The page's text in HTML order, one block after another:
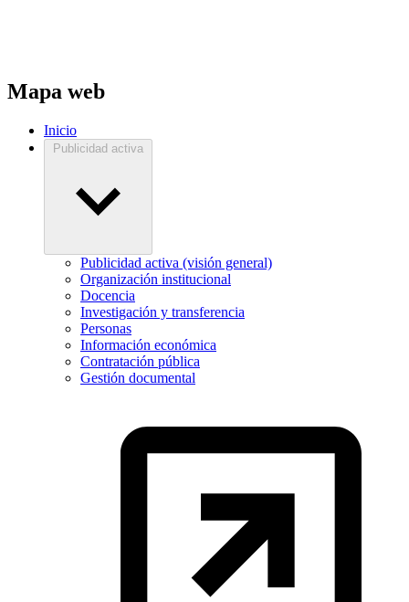
Mapa web
Inicio
Publicidad activa
Publicidad activa (visión general)
Organización institucional
Docencia
Investigación y transferencia
Personas
Información económica
Contratación pública
Gestión documental